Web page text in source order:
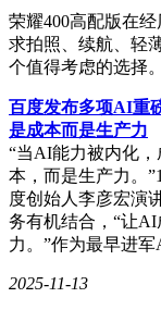
荣耀400高配版在
求拍照、续航、轻
个值得考虑的选择。
百度发布多项AI重
是成本而是生产力
“当AI能力被内化
本，而是生产力。
度创始人李彦宏演
务有机结合，“让
力。”作为最早进
2025-11-13